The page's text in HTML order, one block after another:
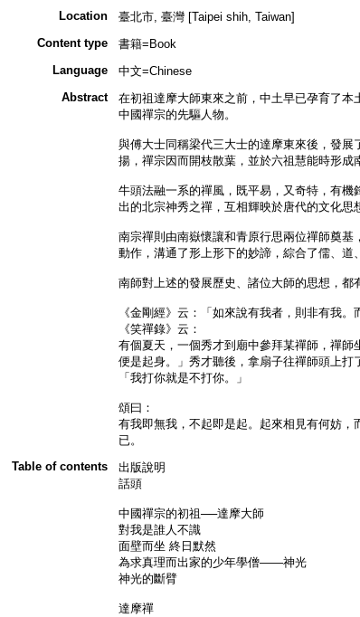
Location
臺北市, 臺灣 [Taipei shih, Taiwan]
Content type
書籍=Book
Language
中文=Chinese
Abstract
在初祖達摩大師東來之前，中土早已孕育了
中國禪宗的先驅人物。
與傅大士同稱梁代三大士的達摩東來後，發
揚，禪宗因而開枝散葉，並於六祖慧能時形成
牛頭法融一系的禪風，既平易，又奇特，有
出的北宗神秀之禪，互相輝映於唐代的文化思
南宗禪則由南嶽懷讓和青原行思兩位禪師奠
動作，溝通了形上形下的妙諦，綜合了儒、道
南師對上述的發展歷史、諸位大師的思想，都
《金剛經》云：「如來說有我者，則非有我。
《笑禪錄》云：
有個夏天，一個秀才到廟中參拜某禪師，禪
便是起身。」秀才聽後，拿扇子往禪師頭上打
「我打你就是不打你。」
頌曰：
有我即無我，不起即是起。起來相見有何妨
已。
Table of contents
出版說明
話頭
中國禪宗的初祖──達摩大師
對我是誰人不識
面壁而坐 終日默然
為求真理而出家的少年學僧――神光
神光的斷臂
達摩禪